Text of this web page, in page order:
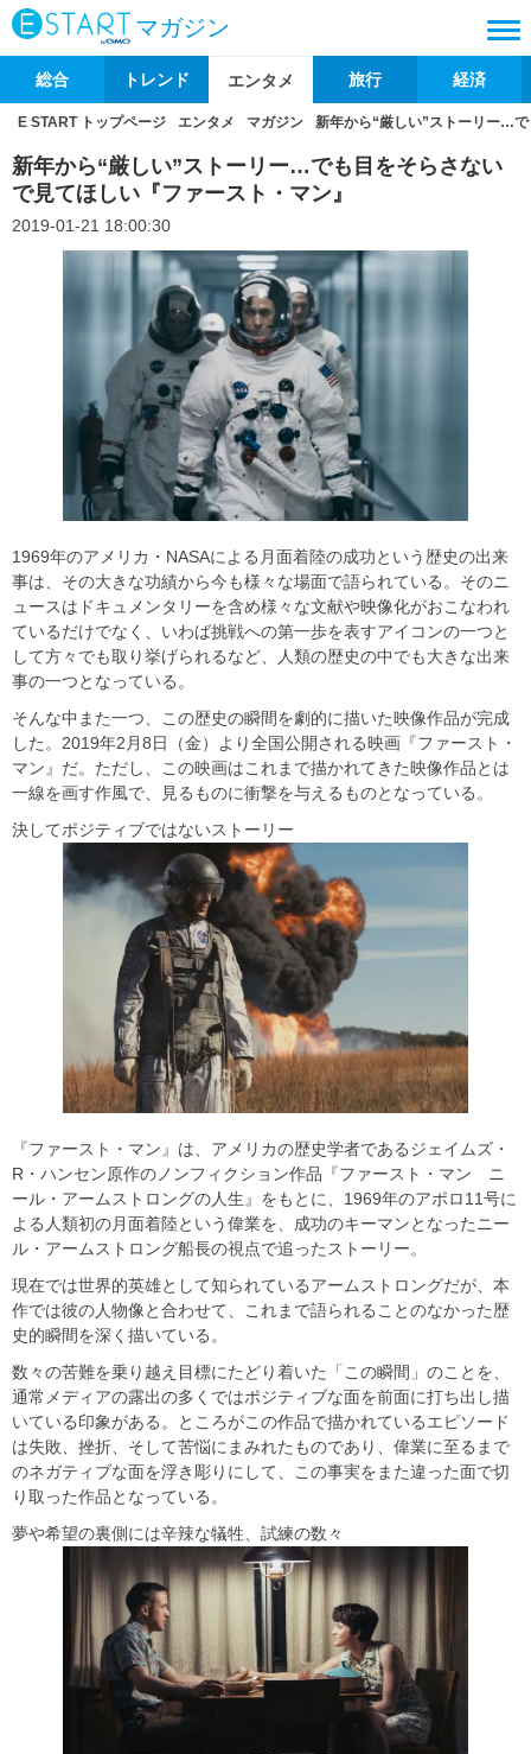
マガジン
総合 トレンド エンタメ 旅行 経済
E START トップページ エンタメ マガジン 新年から“厳しい”ストーリー…
新年から“厳しい”ストーリー…でも目をそらさない
で見てほしい『ファースト・マン』
2019-01-21 18:00:30
1969年のアメリカ・NASAによる月面着陸の成功という歴史の出来
事は、その大きな功績から今も様々な場面で語られている。そのニ
ュースはドキュメンタリーを含め様々な文献や映像化がおこなわれ
ているだけでなく、いわば挑戦への第一歩を表すアイコンの一つと
して方々でも取り挙げられるなど、人類の歴史の中でも大きな出来
事の一つとなっている。
そんな中また一つ、この歴史の瞬間を劇的に描いた映像作品が完成
した。2019年2月8日（金）より全国公開される映画『ファースト・
マン』だ。ただし、この映画はこれまで描かれてきた映像作品とは
一線を画す作風で、見るものに衝撃を与えるものとなっている。
決してポジティブではないストーリー
『ファースト・マン』は、アメリカの歴史学者であるジェイムズ・
R・ハンセン原作のノンフィクション作品『ファースト・マン ニ
ール・アームストロングの人生』をもとに、1969年のアポロ11号に
よる人類初の月面着陸という偉業を、成功のキーマンとなったニー
ル・アームストロング船長の視点で追ったストーリー。
現在では世界的英雄として知られているアームストロングだが、本
作では彼の人物像と合わせて、これまで語られることのなかった歴
史的瞬間を深く描いている。
数々の苦難を乗り越え目標にたどり着いた「この瞬間」のことを、
通常メディアの露出の多くではポジティブな面を前面に打ち出し描
いている印象がある。ところがこの作品で描かれているエピソード
は失敗、挫折、そして苦悩にまみれたものであり、偉業に至るまで
のネガティブな面を浮き彫りにして、この事実をまた違った面で切
り取った作品となっている。
夢や希望の裏側には辛辣な犠牲、試練の数々